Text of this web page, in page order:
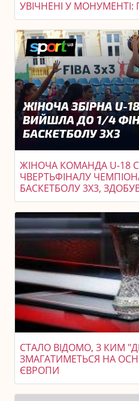
УВІЧНЕНІ У
ЖІНОЧА КОМАНДА U-18
ЧВЕРТЬФІНАЛУ
БАСКЕТБОЛУ 3X3,
СТАЛО ВІДОМО, З КИМ
ЗМАГАТИМЕТЬСЯ НА
ЄВРОПИ